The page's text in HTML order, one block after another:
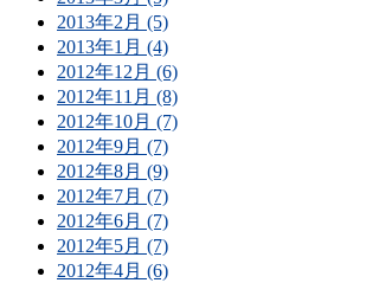
2013年2月 (5)
2013年1月 (4)
2012年12月 (6)
2012年11月 (8)
2012年10月 (7)
2012年9月 (7)
2012年8月 (9)
2012年7月 (7)
2012年6月 (7)
2012年5月 (7)
2012年4月 (6)